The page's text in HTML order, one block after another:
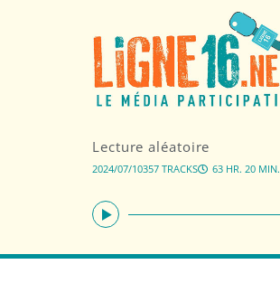
Lecture aléatoire
2024/07/10357 TRACKS 63 HR. 20 MIN.